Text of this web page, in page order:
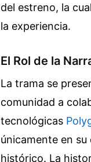
del estreno, la
la experiencia.
El Rol de la
La trama se
comunidad a
tecnológicas
únicamente en
histórico. La